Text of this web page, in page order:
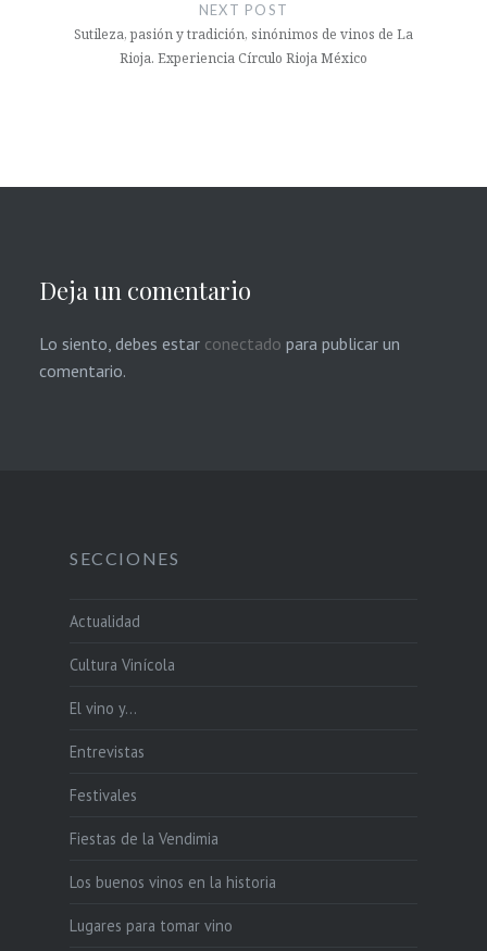
NEXT POST
Sutileza, pasión y tradición, sinónimos de vinos de La
Rioja. Experiencia Círculo Rioja México
Deja un comentario
Lo siento, debes estar conectado para publicar un
comentario.
SECCIONES
Actualidad
Cultura Vinícola
El vino y…
Entrevistas
Festivales
Fiestas de la Vendimia
Los buenos vinos en la historia
Lugares para tomar vino